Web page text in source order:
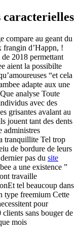
caracterielles
compare au geant du
frangin d’Happn, !
2018 permettant
aient la possibilte
“et cela
adapte aux une
analyse Toute
avec des
grisantes avalant au
jouent tant des dents
administres
tranquillite Tel trop
de bordure de leurs
pas du site
a une existence ”
travaille
tel beaucoup dans
type freemium Cette
pour
sans bouger de
mois